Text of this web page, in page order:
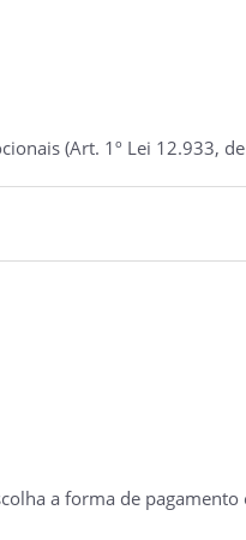
(Art. 1º Lei 12.933,
a forma de